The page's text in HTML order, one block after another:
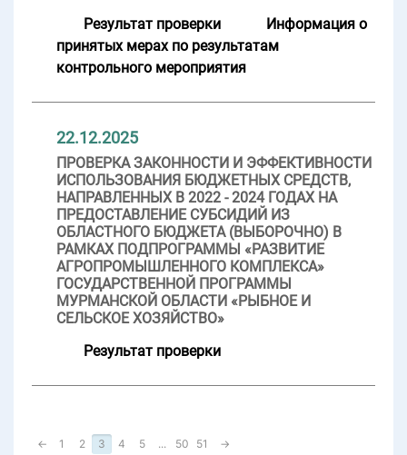
Результат проверки
Информация о
принятых мерах по результатам
контрольного мероприятия
22.12.2025
ПРОВЕРКА ЗАКОННОСТИ И ЭФФЕКТИВНОСТИ
ИСПОЛЬЗОВАНИЯ БЮДЖЕТНЫХ СРЕДСТВ,
НАПРАВЛЕННЫХ В 2022 - 2024 ГОДАХ НА
ПРЕДОСТАВЛЕНИЕ СУБСИДИЙ ИЗ
ОБЛАСТНОГО БЮДЖЕТА (ВЫБОРОЧНО) В
РАМКАХ ПОДПРОГРАММЫ «РАЗВИТИЕ
АГРОПРОМЫШЛЕННОГО КОМПЛЕКСА»
ГОСУДАРСТВЕННОЙ ПРОГРАММЫ
МУРМАНСКОЙ ОБЛАСТИ «РЫБНОЕ И
СЕЛЬСКОЕ ХОЗЯЙСТВО»
Результат проверки
← 1 2 3 4 5 ... 50 51 →